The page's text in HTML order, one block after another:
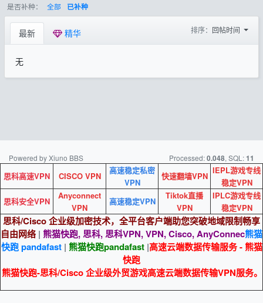
是否补种：
全部 已补种
最新 精华 排序： 回帖时间
无
Powered by Xiuno BBS Processed:0.048, SQL:11
思科高速VPN CISCO VPN
高速稳定私密
VPN
快速翻墙VPN
IEPL游戏专线
稳定VPN
思科安全VPN
Anyconnect
VPN
高速稳定VPN
Tiktok直播
VPN
IPLC游戏专线
稳定VPN
思科/Cisco 企业级加密技术，全平台客户端助您突破地域限制畅享
自由网络 | 熊猫快跑, 思科, 思科VPN, VPN, Cisco, AnyConnec熊猫
快跑 pandafast| 熊猫快跑pandafast|高速云端数据传输服务 - 熊猫
快跑
熊猫快跑-思科/Cisco 企业级外贸游戏高速云端数据传输VPN服务。